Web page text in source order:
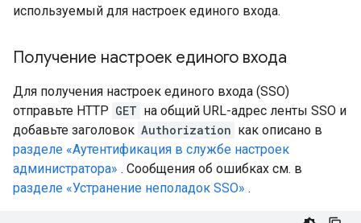
используемый для настроек единого входа.
Получение настроек единого входа
Для получения настроек единого входа (SSO)
отправьте HTTP GET на общий URL-адрес ленты SSO и
добавьте заголовок Authorization как описано в
разделе «Аутентификация в службе настроек
администратора» . Сообщения об ошибках см. в
разделе «Устранение неполадок SSO» .